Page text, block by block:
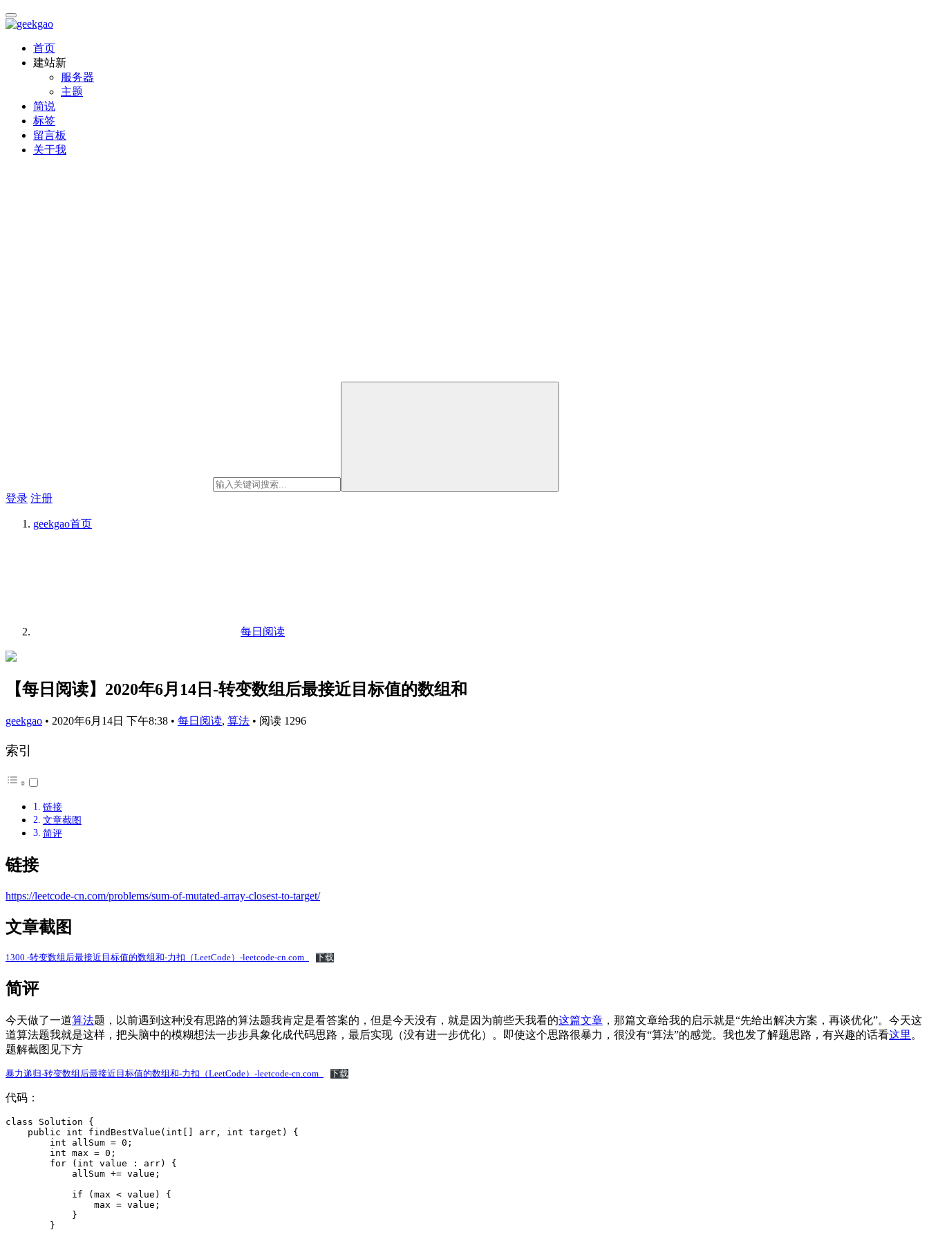
首页
建站新
服务器
主题
简说
标签
留言板
关于我
登录 注册
geekgao首页
每日阅读
【每日阅读】2020年6月14日-转变数组后最接近目标值的数组和
geekgao • 2020年6月14日 下午8:38 • 每日阅读, 算法 • 阅读 1296
索引
链接
文章截图
简评
链接
https://leetcode-cn.com/problems/sum-of-mutated-array-closest-to-target/
文章截图
1300.-转变数组后最接近目标值的数组和-力扣（LeetCode）-leetcode-cn.com_ 下载
简评
今天做了一道算法题，以前遇到这种没有思路的算法题我肯定是看答案的，但是今天没有，就是因为前些天我看的这篇文章 ，那篇文章给我的启示就是“先给出解决方案，再谈优化”。今天这
道算法题我就是这样，把头脑中的模糊想法一步步具象化成代码思路，最后实现（没有进一步优化）。即使这个思路很暴力，很没有“算法”的感觉。我也发了解题思路，有兴趣的话看这里 。
题解截图见下方
暴力递归-转变数组后最接近目标值的数组和-力扣（LeetCode）-leetcode-cn.com_ 下载
代码：
class Solution {
    public int findBestValue(int[] arr, int target) {
        int allSum = 0;
        int max = 0;
        for (int value : arr) {
            allSum += value;
            if (max < value) {
                max = value;
            }
        }